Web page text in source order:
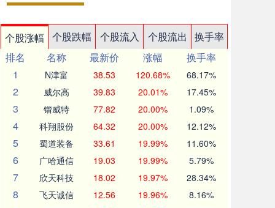
个股涨幅 个股跌幅 个股流入 个股流出
换手率
排名
名称 最新价 涨幅
换手率
1
N津富 38.53 120.68% 68.17%
2 威尔高 39.83 20.01% 17.45%
3 锴威特 77.82 20.00% 1.09%
4 科翔股份 64.32 20.00% 12.12%
5 蜀道装备 33.61 19.99% 11.60%
6 广哈通信 19.03 19.99% 5.79%
7 欣天科技 18.02 19.97% 28.34%
8 飞天诚信 12.56 19.96% 8.16%